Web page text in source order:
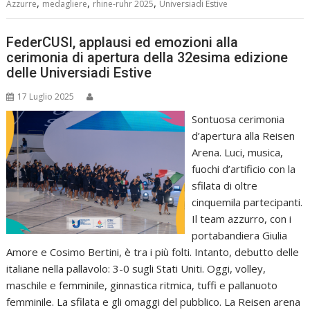
Azzurre, medagliere, rhine-ruhr 2025, Universiadi Estive
FederCUSI, applausi ed emozioni alla
cerimonia di apertura della 32esima edizione
delle Universiadi Estive
17 Luglio 2025
Sontuosa cerimonia
d’apertura alla Reisen
Arena. Luci, musica,
fuochi d’artificio con la
sfilata di oltre
cinquemila partecipanti.
Il team azzurro, con i
portabandiera Giulia
Amore e Cosimo Bertini, è tra i più folti. Intanto, debutto delle
italiane nella pallavolo: 3-0 sugli Stati Uniti. Oggi, volley,
maschile e femminile, ginnastica ritmica, tuffi e pallanuoto
femminile. La sfilata e gli omaggi del pubblico. La Reisen arena